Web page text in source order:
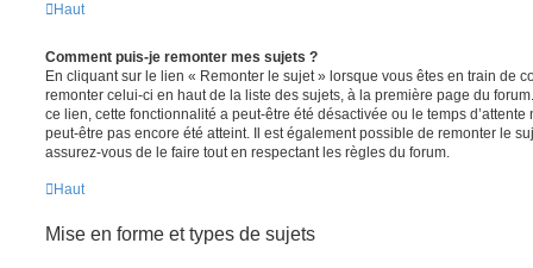
Haut
Comment puis-je remonter mes sujets ?
En cliquant sur le lien « Remonter le sujet » lorsque vous êtes en train de
remonter celui-ci en haut de la liste des sujets, à la première page du
ce lien, cette fonctionnalité a peut-être été désactivée ou le temps
peut-être pas encore été atteint. Il est également possible de remonter le
assurez-vous de le faire tout en respectant les règles du forum.
Haut
Mise en forme et types de sujets